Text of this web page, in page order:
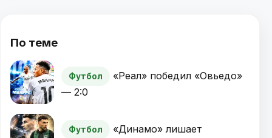
По теме
Футбол
«Реал» победил «Овьедо»
— 2:0
Футбол
«Динамо» лишает